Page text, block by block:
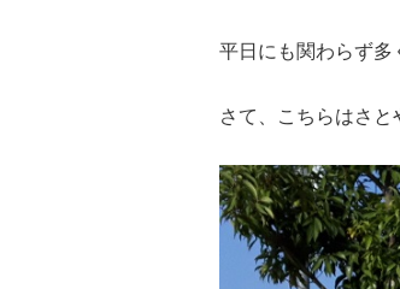
平日にも関わらず多
さて、こちらはさと